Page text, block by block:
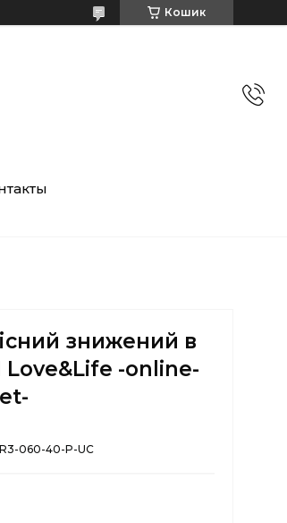
Кошик
знижений в
Love&Life -online-
060-40-P-UC